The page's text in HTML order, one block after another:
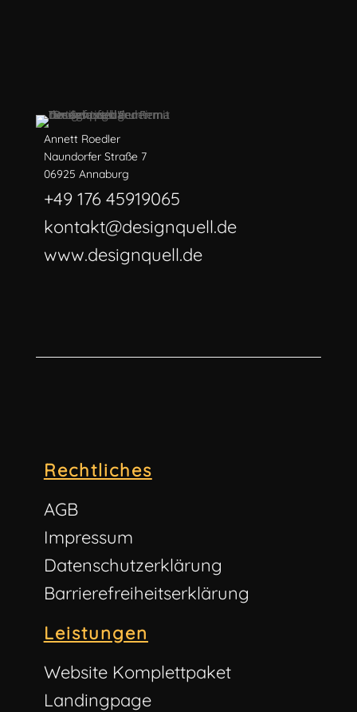
Annett Roedler
Naundorfer Straße 7
06925 Annaburg
+49 176 45919065
kontakt@designquell.de
www.designquell.de
Rechtliches
AGB
Impressum
Datenschutzerklärung
Barrierefreiheitserklärung
Leistungen
Website Komplettpaket
Landingpage